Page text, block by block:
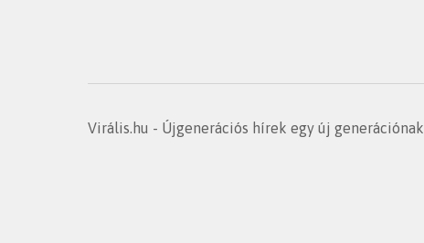
Virális.hu - Újgenerációs hírek egy új generációnak